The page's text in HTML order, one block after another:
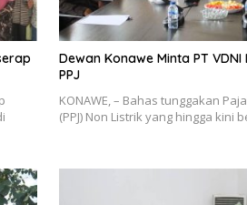
Dewan Konawe Minta PT
PPJ
KONAWE, – Bahas tunggakan
(PPJ) Non Listrik yang hingga kini